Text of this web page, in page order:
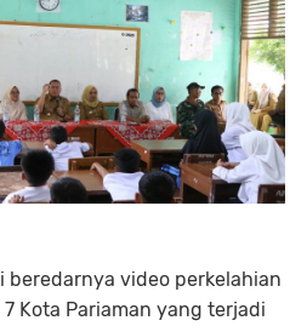
beredarnya video perkelahian
Kota Pariaman yang terjadi